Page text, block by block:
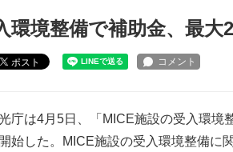
境整備で補助金、最大
ポスト
庁は4月5日、「MICE施設の受入環境
始した。MICE施設の受入環境整備に